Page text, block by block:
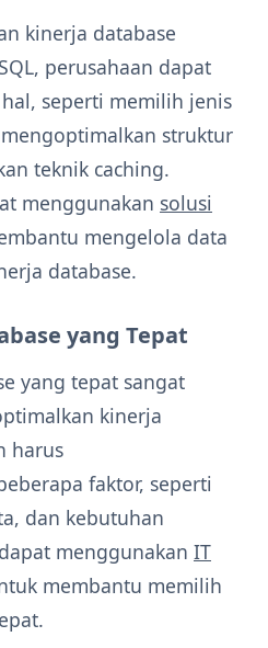
kinerja database
perusahaan dapat
seperti memilih jenis
struktur
teknik caching.
menggunakan solusi
mengelola data
database.
yang Tepat
yang tepat sangat
kinerja
harus
faktor, seperti
dan kebutuhan
menggunakan IT
membantu memilih